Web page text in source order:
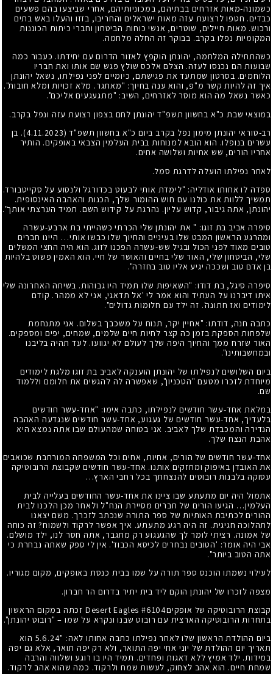
כשמונה-מאות אזרחים בבתיהם, במכוניותיהם, אחרי שביצעו בהם פשעים
כבדים. חטפו לרצועת עזה מאות ישראלים והחריבו, בזזו והעלו באש בתים
ורכוש. מאות חיילים, שוטרים, אנשי כוחות הביטחון וחברי כיתות הכוננות
המקומיות נפלו בקרב. בבוקר זה החלה מלחמה.
כשהתחילה המלחמה, יהונתן הוקפץ לאזור הדרום עם יחידתו. כעבור כמה
שבועות הם נכנסו לעזה. הצלם אלכס שולץ פגש שם אותו ואת חבריו
הלוחמים. בסרטון שמתעד את פגישתם, כיומיים לפני נפילתו, נשאל יהונתן
איך זה להיות קשר מ"פ, והוא ענה בחיוך: "מאתגר. מלא זכויות ומלא חובות".
כאשר נשאל מה הוא מוסר לאזרחים, השיב: "מתגעגעים אליכם".
במוצאי שבת כ"א בחשוון תשפ"ד יהונתן לחם בצפון רצועת עזה ונפל בקרב.
רב-טוראי יהונתן מימון נפל בקרב ביום כ"א בחשוון תשפ"ד (4.11.2023). בן
עשרים בנופלו. הוא הובא למנוחות בבית העלמין הצבאי באופקים. הותיר
אחריו הורים, שש אחיות ושלושה אחים.
לאחר נפילתו הועלה לדרגת סמל.
ספדה לו אחותו אודליה: "לימדת אותי לבעוט בכדורגל ולנסוע על סקייטבורד.
תמשיך ללוות את כולנו עם חוש ההומור שלך, הכנות והאהבה האינסופית.
יהונתן, אתה גיבור, קדוש עליון. נהרגת על קידוש השם. תמיד הערצתי אותך".
סיפרה אביב בת זוגו: " את יהונתן שלי הכרתי כשהייתי בת ארבע-עשרה
ומהרגע הראשון המבט שלו בעיניים והחיוך שלו כבשו אותי… היינו חברים
טובים מאוד לפני הכול ובגיל שש-עשרה הפכנו לזוג. הוא היה החצי המשלים
שלי, הביטחון שלי, האור שלי בחיים והאושר של חיי. הוא האמין פשוט בלהיות
בן אדם טוב ושככה יגיע אליו טוב בחזרה".
סיפרה סיגל, בת דודו: "השאיפות שלו תמיד היו גבוהות. בשיחה האחרונה שלי
איתו דיברנו על העתיד והוא אמר לי 'אל תדאגי, אני לא ממהר. קודם
לימודים ואז חתונה'. זה ילד עם חלומות גדולים".
כתבה חנה, דודתו: "אחיין יקר, תנוח על משכבך בשלום. אני מתנחמת
שלפחות הספקת בזמן כה קצר לחיות חיים שלמים, שמחים, יפים ומספקים.
האור שזרח ממך והחיוך היפה שלך לעולם לא יגוועו. לעד תהיה בליבנו
ובמחשבותינו".
ביום השלושים לנפילתו של יהונתן הוענקה לאביב בת זוגו מלגת לימודים
מיוחדת לזכרו מטעם "הטכניון", שאִפשרה לה להגשים את חלומם וללמוד
שם.
במלאת אחד-עשר חודשים לנפילתו, כתבה אימו: "אחד-עשר חודשים
בלעדיך, אחד-עשר חודשים של געגוע, אחד-עשר חודשים שנגדעה האהבה
הנדירה והמכבדת שלך לאביב. אני בטוחה שמהעולם שבו אתה נמצא היא
אהבת הנצח שלך.
אחד-עשר חודשים של הורים, אחיות, אחים וכל המשפחה המורחבת שכואבים
את האובדן באיפוק ומחזקים אותנו. אחד-עשר חודשים שקבוצת הרובוטיקה
עסוקה בלבנות רובוטים להנצחתך בכל רחבי הארץ…
אתמול היה יום מתעתע שבו ציינו את אחד-עשר החודשים בעלייה לבית
העלמין… הגיעו הורים של חברים מסיירת הנח"ל ולאחר מכן הלכנו לבית
ההורים לכתיבת האותיות של ספר התורה שנכתב לזכרך. משם יצאנו
לתהלוכה חגיגית. זה היה רגע מתעתע. איך אפשר לרקוד ולשמוח? זה כוחה
של אמונה. רציתי לומר לך שהגעגוע רק מתגבר, אתה חסר לנו, ילד מושלם.
אבי היה אומר: 'הטובים נבחרים לכיסא הכבוד'. אין לי ספק שאתה נבחרת כי
אתה הטוב ביותר".
לעילוי נשמתו הוכנס ספר תורה על שמו בבית כנסת באופקים, מקום מגוריו.
מצפה לזכרו של יהונתן הוקם ליד בית יתיר בדרום הר חברון.
קבוצת הרובוטיקה של אופקיםDesert Eagles #6104 זכתה במקום הראשון
בתחרות הרובוטיקה הארצית עם רובוט שבנו ונקרא על שמו – "רובוט יהונתן".
ביום ההולדת הראשון שלו לאחר נפילתו כתבה אחותו לאה: "5.6.24 הוא
תאריך יום ההולדת של יוני אחי יפה התואר, ולא רק יפה תואר, אלא גם יפה
במידות. ילד אמיץ ללא דאגות ופחדים. תמיד היו בו רוגע ושלווה והרבה
שמחת חיים. הוא אהב לצחוק, לעשות שמח ולרקוד. כמה שהוא אהב לרקוד.